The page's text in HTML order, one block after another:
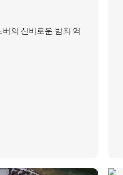
의 신비로운 범죄 역